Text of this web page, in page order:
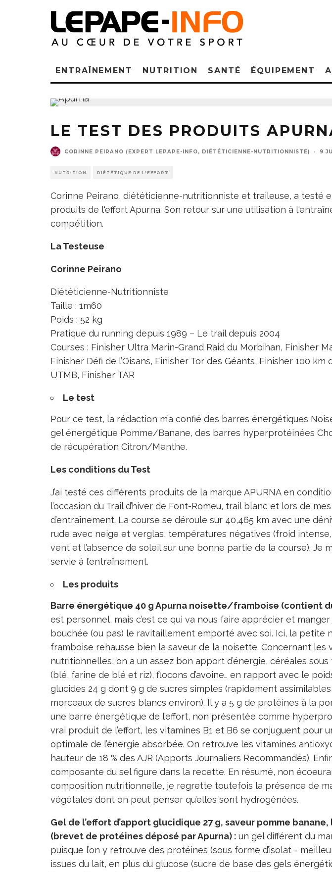
ENTRAÎNEMENT NUTRITION SANTÉ ÉQUIPEMENT
LE TEST DES PRODUITS
CORINNE PEIRANO (EXPERT LEPAPE-INFO, DIÉTÉTICIENNE-NUTRITIONNISTE) · 9
NUTRITION DIÉTÉTIQUE DE L'EFFORT
Corinne Peirano, diététicienne-nutritionniste et traileuse, a testé
produits de l'effort Apurna. Son retour sur une utilisation à
compétition.
La Testeuse
Corinne Peirano
Diététicienne-Nutritionniste
Taille : 1m60
Poids : 52 kg
Pratique du running depuis 1989 – Le trail depuis 2004
Courses : Finisher Ultra Marin-Grand Raid du Morbihan, Finisher
Finisher Défi de l’Oisans, Finisher Tor des Géants, Finisher 100 km
UTMB, Finisher TAR
Le test
Pour ce test, la rédaction m’a confié des barres énergétiques
gel énergétique Pomme/Banane, des barres hyperprotéinées
de récupération Citron/Menthe.
Les conditions du Test
J’ai testé ces différents produits de la marque APURNA en
l’occasion du Trail d’hiver de Font-Romeu, trail blanc et lors de
d’entraînement. La course se déroule sur 40,465 km avec une
rude avec neige et verglas, températures négatives (froid
vent et l’absence de soleil sur une bonne partie de la course). Je
servie à l’entraînement.
Les produits
Barre énergétique 40 g Apurna noisette/framboise (contient
est personnel, mais c’est ce qui va nous faire apprécier et manger
bouchée (ou pas) le ravitaillement emporté avec soi. Ici, la petite
framboise rehausse bien la saveur de la noisette. Concernant les
nutritionnelles, on a un assez bon apport d’énergie, céréales
(blé, farine de blé et riz), flocons d’avoine… en rapport avec le
glucides 24 g dont 9 g de sucres simples (rapidement
morceaux de sucres blancs environ). Il y a 5 g de protéines à la
une barre énergétique de l’effort, non présentée comme
vrai produit de l’effort, les vitamines B1 et B6 se conjuguent pour
optimale de l’énergie absorbée. On retrouve les vitamines
hauteur de 18 % des AJR (Apports Journaliers Recommandés).
composante du sel figure dans la recette. En résumé, non
composition nutritionnelle, je regrette toutefois la présence de
végétales dont on peut penser qu’elles sont hydrogénées.
Gel de l’effort d’apport glucidique 27 g, saveur pomme
(brevet de protéines déposé par Apurna) : un gel différent du
puisque l’on y retrouve des protéines (sous forme d’isolat =
issues du lait, en plus du glucose (sucre de base des gels